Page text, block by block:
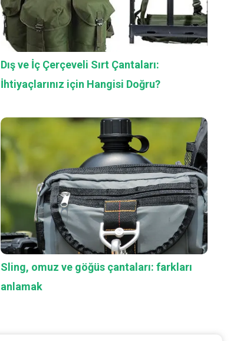
Dış ve İç Çerçeveli Sırt Çantaları:
İhtiyaçlarınız için Hangisi Doğru?
Sling, omuz ve göğüs çantaları: farkları
anlamak